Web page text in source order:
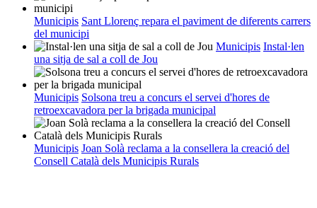
Municipis Sant Llorenç repara el paviment de diferents carrers
del municipi
Municipis Instal·len
una sitja de sal a coll de Jou
Municipis Solsona treu a concurs el servei d'hores de
retroexcavadora per la brigada municipal
Municipis Joan Solà reclama a la consellera la creació del
Consell Català dels Municipis Rurals